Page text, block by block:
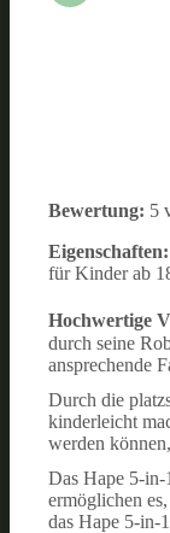
Bewertung: 5
Eigenschaften:
für Kinder ab
Hochwertige
durch seine
ansprechende
Durch die
kinderleicht
werden
Das Hape 5-in-
ermöglichen
das Hape 5-in-